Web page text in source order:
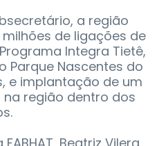
a região
de ligações de
Integra Tietê,
Parque Nascentes do
e implantação de um
região dentro dos